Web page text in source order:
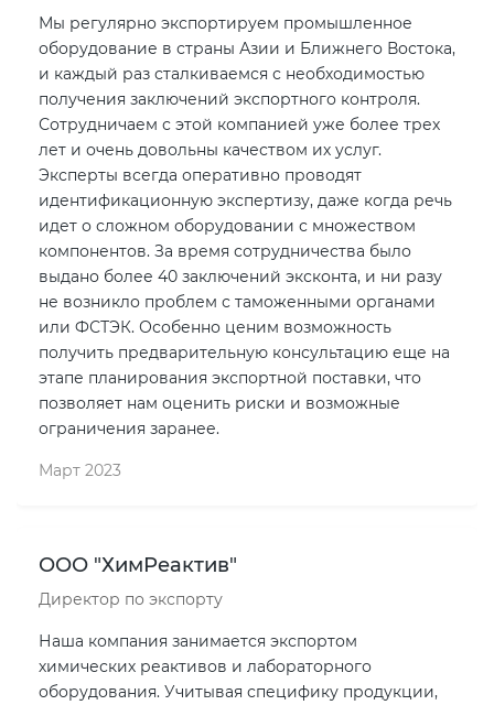
Мы регулярно экспортируем промышленное
оборудование в страны Азии и Ближнего Востока,
и каждый раз сталкиваемся с необходимостью
получения заключений экспортного контроля.
Сотрудничаем с этой компанией уже более трех
лет и очень довольны качеством их услуг.
Эксперты всегда оперативно проводят
идентификационную экспертизу, даже когда речь
идет о сложном оборудовании с множеством
компонентов. За время сотрудничества было
выдано более 40 заключений эксконта, и ни разу
не возникло проблем с таможенными органами
или ФСТЭК. Особенно ценим возможность
получить предварительную консультацию еще на
этапе планирования экспортной поставки, что
позволяет нам оценить риски и возможные
ограничения заранее.
Март 2023
ООО "ХимРеактив"
Директор по экспорту
Наша компания занимается экспортом
химических реактивов и лабораторного
оборудования. Учитывая специфику продукции,